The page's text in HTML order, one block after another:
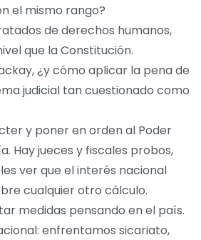
el mismo rango?
de derechos humanos,
que la Constitución.
¿y cómo aplicar la pena de
judicial tan cuestionado como
y poner en orden al Poder
Hay jueces y fiscales probos,
ver que el interés nacional
cualquier otro cálculo.
medidas pensando en el país.
enfrentamos sicariato,